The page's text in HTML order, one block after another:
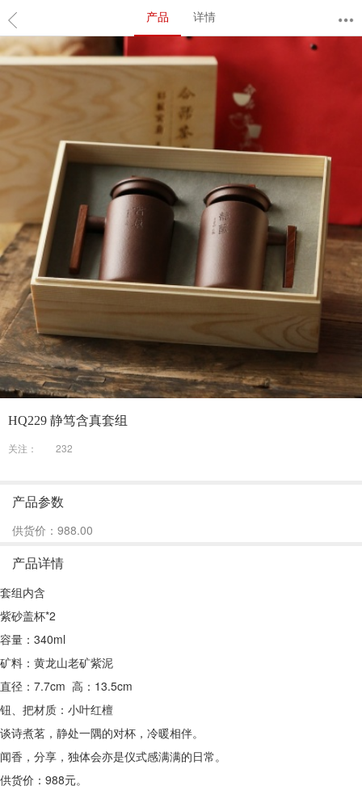
产品 详情
HQ229 静笃含真套组
关注：
232
产品参数
供货价：988.00
产品详情
套组内含
紫砂盖杯*2
容量：340ml
矿料：黄龙山老矿紫泥
直径：7.7cm 高：13.5cm
钮、把材质：小叶红檀
谈诗煮茗，静处一隅的对杯，冷暖相伴。
闻香，分享，独体会亦是仪式感满满的日常。
供货价：988元。